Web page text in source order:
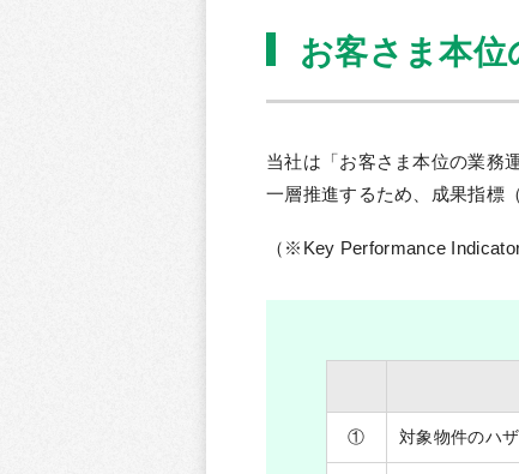
お客さま本
当社は「お客さま本位の業務
一層推進するため、成果指標
（※Key Performance
① 対象物件のハ